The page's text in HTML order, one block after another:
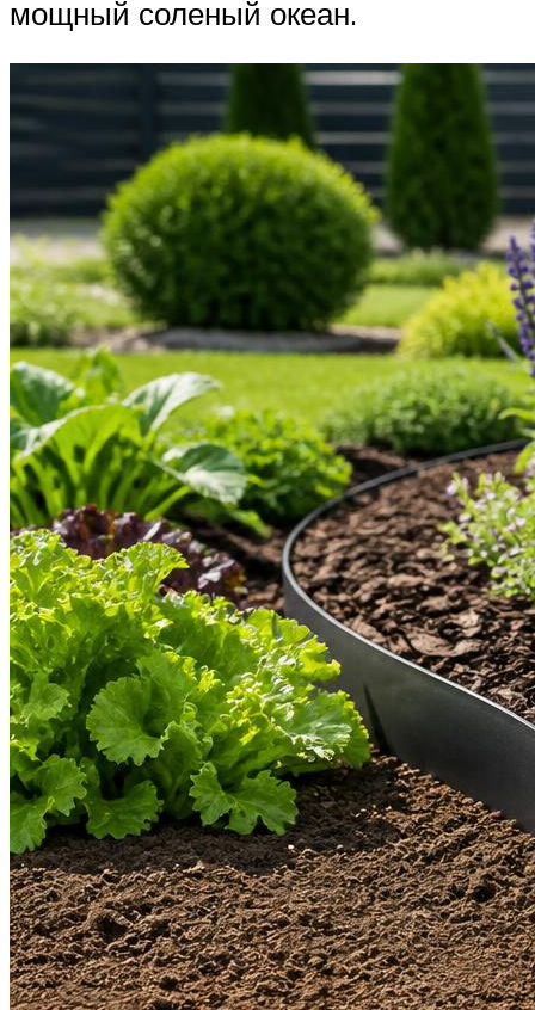
мощный соленый океан.